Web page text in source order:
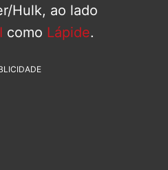
Hulk, ao lado
como Lápide.